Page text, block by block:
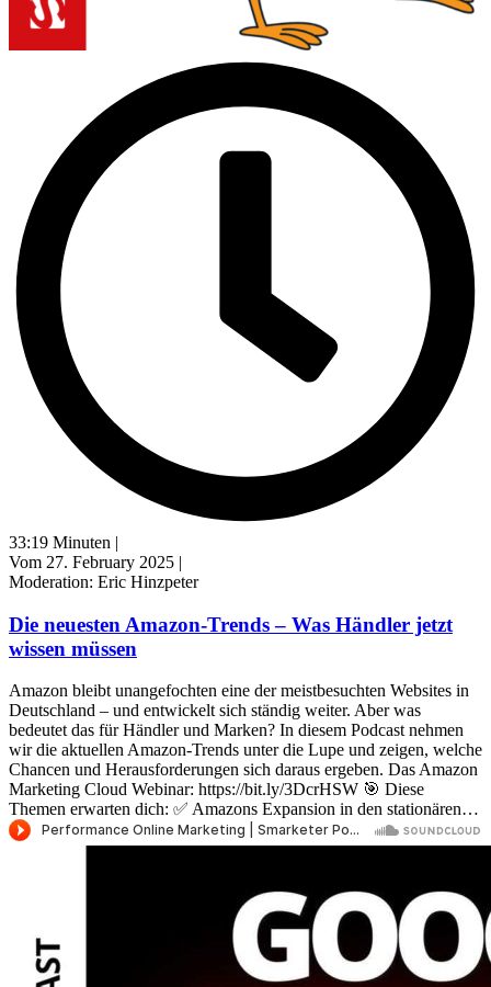
33:19 Minuten |
Vom 27. February 2025 |
Moderation: Eric Hinzpeter
Die neuesten Amazon-Trends – Was Händler jetzt
wissen müssen
Amazon bleibt unangefochten eine der meistbesuchten Websites in
Deutschland – und entwickelt sich ständig weiter. Aber was
bedeutet das für Händler und Marken? In diesem Podcast nehmen
wir die aktuellen Amazon-Trends unter die Lupe und zeigen, welche
Chancen und Herausforderungen sich daraus ergeben. Das Amazon
Marketing Cloud Webinar: https://bit.ly/3DcrHSW 🎯 Diese
Themen erwarten dich: ✅ Amazons Expansion in den stationären…